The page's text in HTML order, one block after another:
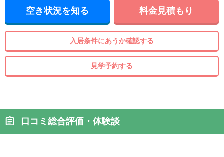
空き状況を知る 料金見積もり
入居条件にあうか確認する
見学予約する
口コミ総合評価・体験談